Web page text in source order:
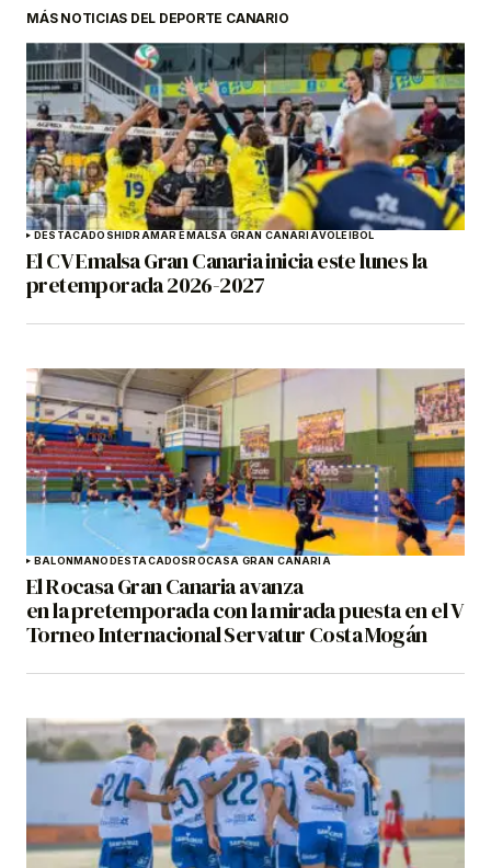
MÁS NOTICIAS DEL DEPORTE CANARIO
DESTACADOSHIDRAMAR EMALSA GRAN CANARIAVOLEIBOL
El CV Emalsa Gran Canaria inicia este lunes la
pretemporada 2026-2027
BALONMANODESTACADOSROCASA GRAN CANARIA
El Rocasa Gran Canaria avanza
en la pretemporada con la mirada puesta en el V
Torneo Internacional Servatur Costa Mogán